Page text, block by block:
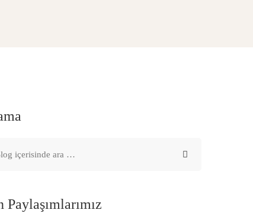
Paylaşımlarımız